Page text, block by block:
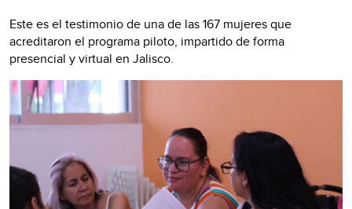
Este es el testimonio de una de las 167 mujeres que
acreditaron el programa piloto, impartido de forma
presencial y virtual en Jalisco.